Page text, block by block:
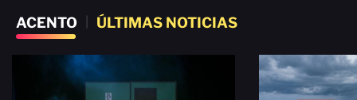
ACENTO ÚLTIMAS NOTICIAS